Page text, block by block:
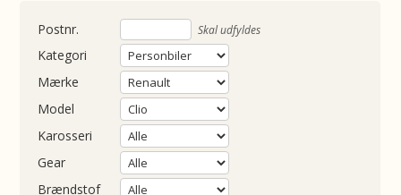
Skal udfyldes
Kategori
Mærke
Model
Karosseri
Gear
Brændstof